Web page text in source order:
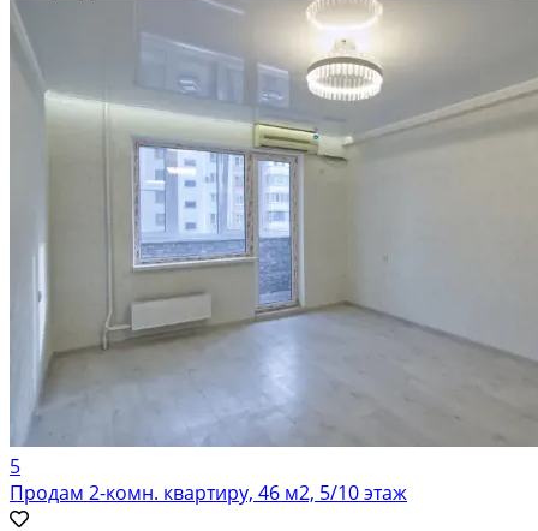
5
Продам 2-комн. квартиру, 46 м2, 5/10 этаж